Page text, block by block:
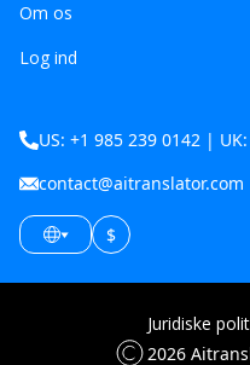
Om os
Log ind
US: +1 985 239 0142 |
contact@aitranslator.com
$
2026
Juridiske